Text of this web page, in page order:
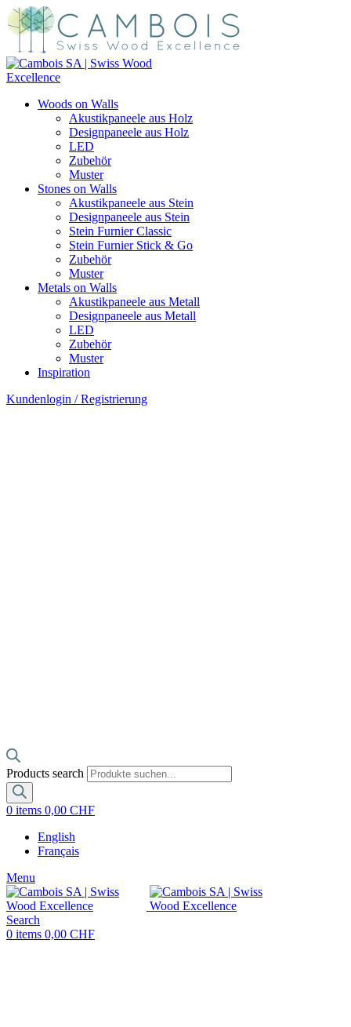
Woods on Walls
Akustikpaneele aus Holz
Designpaneele aus Holz
LED
Zubehör
Muster
Stones on Walls
Akustikpaneele aus Stein
Designpaneele aus Stein
Stein Furnier Classic
Stein Furnier Stick & Go
Zubehör
Muster
Metals on Walls
Akustikpaneele aus Metall
Designpaneele aus Metall
LED
Zubehör
Muster
Inspiration
Kundenlogin / Registrierung
Products search
0 items 0,00 CHF
English
Français
Menu
Search
0 items 0,00 CHF